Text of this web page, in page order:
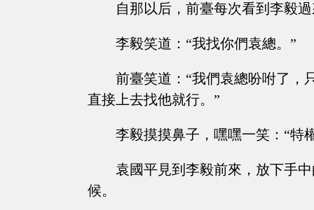
自那以后，前臺每次看到李毅
李毅笑道：“我找你們袁總。”
前臺笑道：“我們袁總吩咐了，
直接上去找他就行。”
李毅摸摸鼻子，嘿嘿一笑：“特
袁國平見到李毅前來，放下手
候。